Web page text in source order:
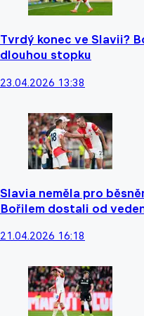
Tvrdý konec ve Slavii?
dlouhou stopku
23.04.2026 13:38
Slavia neměla pro
Bořilem dostali od
21.04.2026 16:18